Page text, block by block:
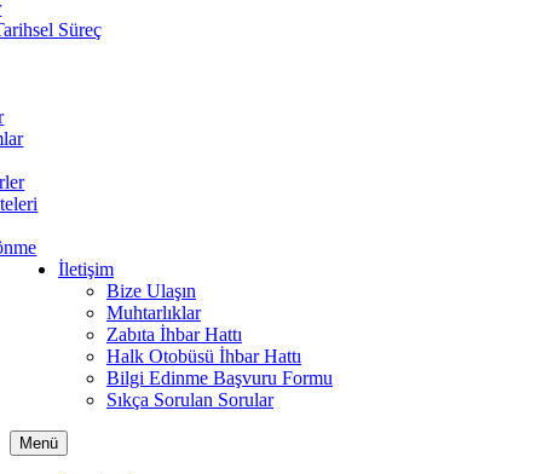
Süreç
İletişim
Bize Ulaşın
Muhtarlıklar
Zabıta İhbar Hattı
Halk Otobüsü İhbar Hattı
Bilgi Edinme Başvuru Formu
Sıkça Sorulan Sorular
Menü